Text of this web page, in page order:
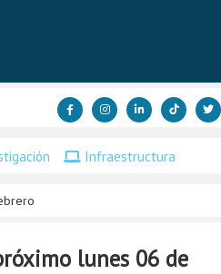
Infraestructura
lunes 06 de